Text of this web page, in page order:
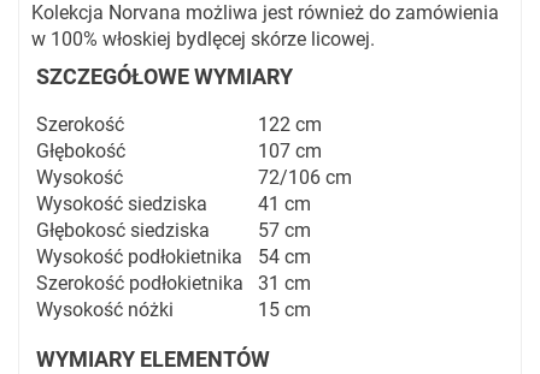
Kolekcja Norvana możliwa jest również do zamówienia
w 100% włoskiej bydlęcej skórze licowej.
SZCZEGÓŁOWE WYMIARY
Szerokość
122 cm
Głębokość
107 cm
Wysokość
72/106 cm
Wysokość siedziska
41 cm
Głębokosć siedziska
57 cm
Wysokość podłokietnika
54 cm
Szerokość podłokietnika
31 cm
Wysokość nóżki
15 cm
WYMIARY ELEMENTÓW